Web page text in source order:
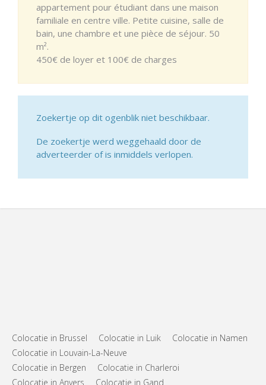
appartement pour étudiant dans une maison
familiale en centre ville. Petite cuisine, salle de
bain, une chambre et une pièce de séjour. 50
m².
450€ de loyer et 100€ de charges
Zoekertje op dit ogenblik niet beschikbaar.
De zoekertje werd weggehaald door de
adverteerder of is inmiddels verlopen.
Colocatie in Brussel Colocatie in Luik
Colocatie in Namen
Colocatie in Louvain-La-Neuve
Colocatie in Bergen
Colocatie in Charleroi
Colocatie in Anvers
Colocatie in Gand